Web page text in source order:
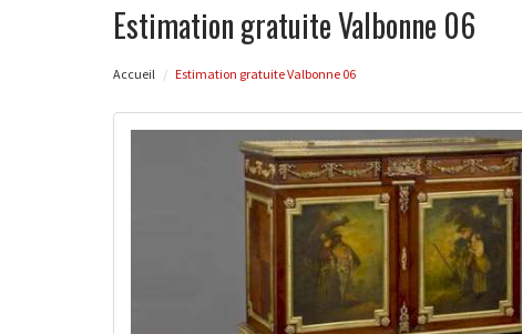
Estimation gratuite Valbonne 06
Accueil Estimation gratuite Valbonne 06